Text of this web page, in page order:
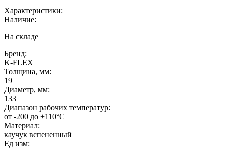
Характеристики:
Наличие:
На складе
Бренд:
K-FLEX
Толщина, мм:
19
Диаметр, мм:
133
Диапазон рабочих температур:
от -200 до +110°C
Материал:
каучук вспененный
Ед изм: